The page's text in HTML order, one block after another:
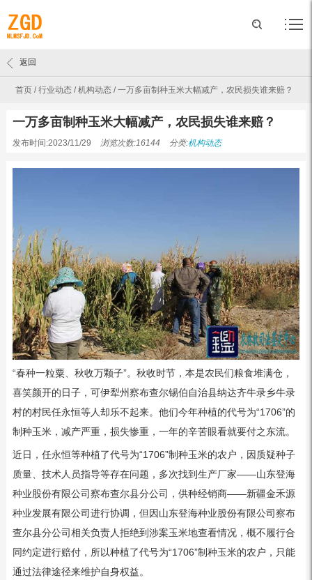
首页 /行业动态 /机构动态 /一万多亩制种玉米大幅减产，农民损失谁来赔？
返回
一万多亩制种玉米大幅减产，农民损失谁来赔？
发布时间:2023/11/29 浏览次数:16144 分类:机构动态
“春种一粒粟、秋收万颗子”。秋收时节，本是农民们粮食堆满仓，
喜笑颜开的日子，可伊犁州察布查尔锡伯自治县纳达齐牛录乡牛录
村的村民任永恒等人却乐不起来。他们今年种植的代号为“1706”的
制种玉米，减产严重，损失惨重，一年的辛苦眼看就要付之东流。
近日，任永恒等种植了代号为“1706”制种玉米的农户，因质疑种子
质量、技术人员指导等存在问题，多次找到生产厂家——山东登海
种业股份有限公司察布查尔县分公司，供种经销商——新疆金禾源
种业发展有限公司进行协调，但因山东登海种业股份有限公司察布
查尔县分公司相关负责人拒绝到涉案玉米地查看情况，概不履行合
同约定进行赔付，所以种植了代号为“1706”制种玉米的农户，只能
通过法律途径来维护自身权益。